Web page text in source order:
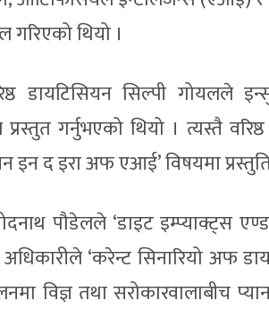
थियो ।
डायटिसियन सिल्पी गोयलले
गर्नुभएको थियो । त्यस्तै
इन द इरा अफ एआई’ विषयमा
पौडेलले ‘डाइट इम्प्याक्ट्स
‘करेन्ट सिनारियो अफ
विज्ञ तथा सरोकारवालाबीच